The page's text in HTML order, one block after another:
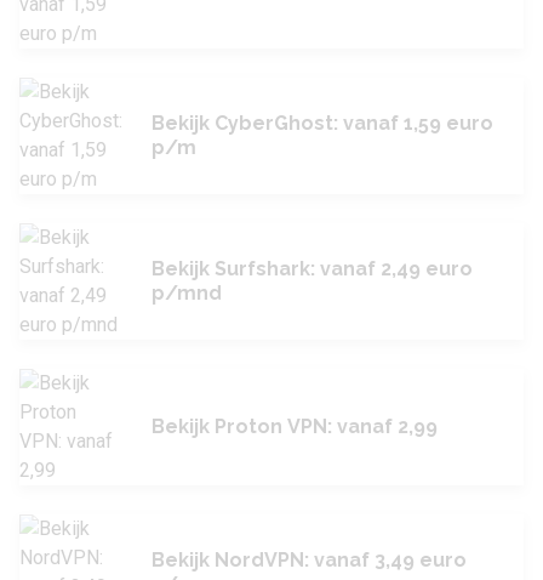
Bekijk CyberGhost: vanaf 1,59 euro
p/m
Bekijk Surfshark: vanaf 2,49 euro
p/mnd
Bekijk Proton VPN: vanaf 2,99
Bekijk NordVPN: vanaf 3,49 euro